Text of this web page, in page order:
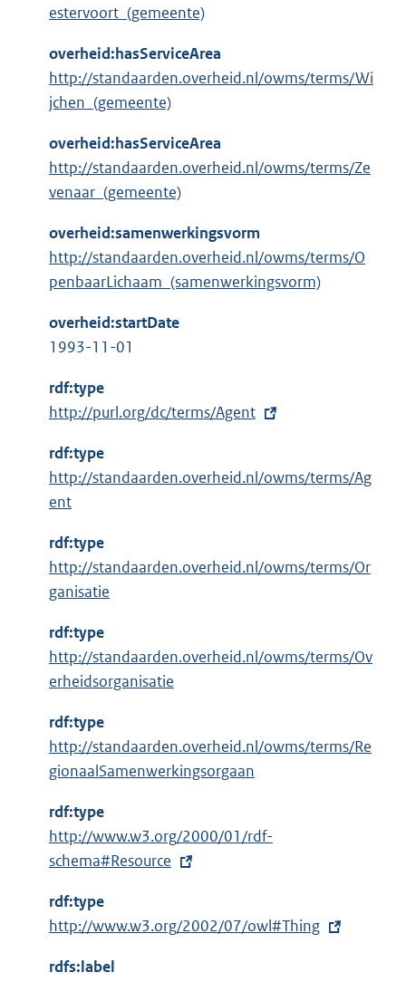
estervoort_(gemeente)
overheid:hasServiceArea
http://standaarden.overheid.nl/owms/terms/Wi
jchen_(gemeente)
overheid:hasServiceArea
http://standaarden.overheid.nl/owms/terms/Ze
venaar_(gemeente)
overheid:samenwerkingsvorm
http://standaarden.overheid.nl/owms/terms/O
penbaarLichaam_(samenwerkingsvorm)
overheid:startDate
1993-11-01
rdf:type
E
t
e
r
e
n
k
:
http://purl.org/dc/terms/Agent
rdf:type
http://standaarden.overheid.nl/owms/terms/Ag
ent
rdf:type
http://standaarden.overheid.nl/owms/terms/Or
ganisatie
rdf:type
http://standaarden.overheid.nl/owms/terms/Ov
erheidsorganisatie
rdf:type
http://standaarden.overheid.nl/owms/terms/Re
gionaalSamenwerkingsorgaan
rdf:type
E
x
e
r
http://www.w3.org/2000/01/rdf-
schema#Resource
rdf:type
E
t
http://www.w3.org/2002/07/owl#Thing
rdfs:label